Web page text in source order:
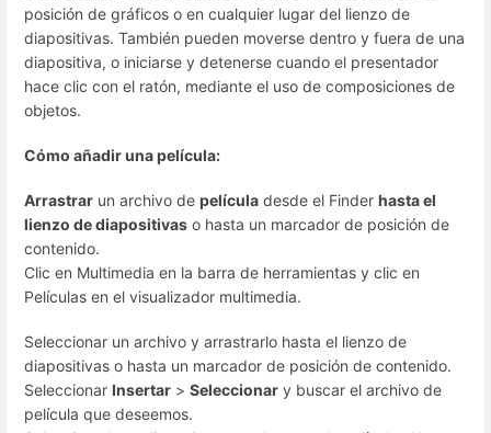
posición de gráficos o en cualquier lugar del lienzo de
diapositivas. También pueden moverse dentro y fuera de una
diapositiva, o iniciarse y detenerse cuando el presentador
hace clic con el ratón, mediante el uso de composiciones de
objetos.
Cómo añadir una película:
Arrastrar un archivo de película desde el Finder hasta el
lienzo de diapositivas o hasta un marcador de posición de
contenido.
Clic en Multimedia en la barra de herramientas y clic en
Películas en el visualizador multimedia.
Seleccionar un archivo y arrastrarlo hasta el lienzo de
diapositivas o hasta un marcador de posición de contenido.
Seleccionar Insertar > Seleccionar y buscar el archivo de
película que deseemos.